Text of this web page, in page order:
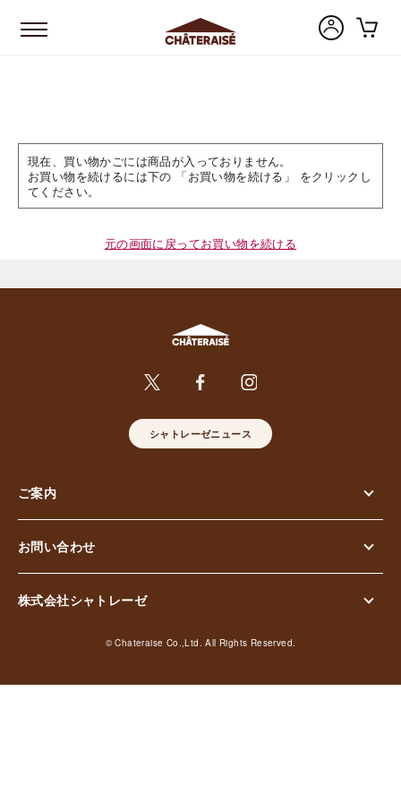
現在、買い物かごには商品が入っておりません。
お買い物を続けるには下の 「お買い物を続ける」 をクリックし
てください。
元の画面に戻ってお買い物を続ける
シャトレーゼニュース
ご案内
お問い合わせ
株式会社シャトレーゼ
© Chateraise Co.,Ltd. All Rights Reserved.